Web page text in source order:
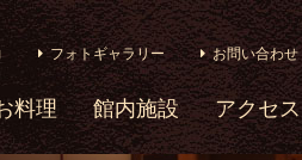
フォトギャラリー お問い合わせ
料理 館内施設 アクセス